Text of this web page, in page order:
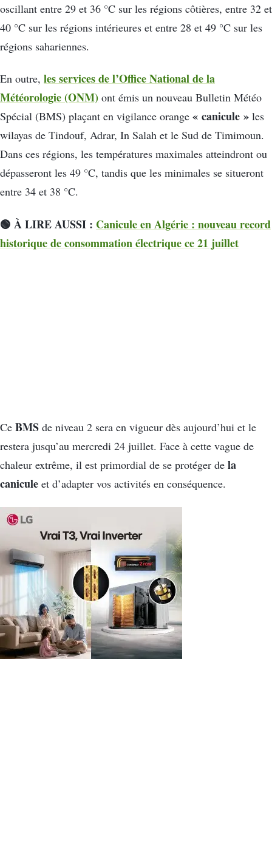
oscillant entre 29 et 36 °C sur les régions côtières, entre 32 et
40 °C sur les régions intérieures et entre 28 et 49 °C sur les
régions sahariennes.
En outre, les services de l’Office National de la
Météorologie (ONM) ont émis un nouveau Bulletin Météo
Spécial (BMS) plaçant en vigilance orange « canicule » les
wilayas de Tindouf, Adrar, In Salah et le Sud de Timimoun.
Dans ces régions, les températures maximales atteindront ou
dépasseront les 49 °C, tandis que les minimales se situeront
entre 34 et 38 °C.
🟢 À LIRE AUSSI : Canicule en Algérie : nouveau record
historique de consommation électrique ce 21 juillet
Ce BMS de niveau 2 sera en vigueur dès aujourd’hui et le
restera jusqu’au mercredi 24 juillet. Face à cette vague de
chaleur extrême, il est primordial de se protéger de la
canicule et d’adapter vos activités en conséquence.